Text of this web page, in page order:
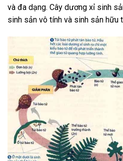
và đa dạng. Cây dương xỉ sinh
sinh sản vô tính và sinh sản hữu